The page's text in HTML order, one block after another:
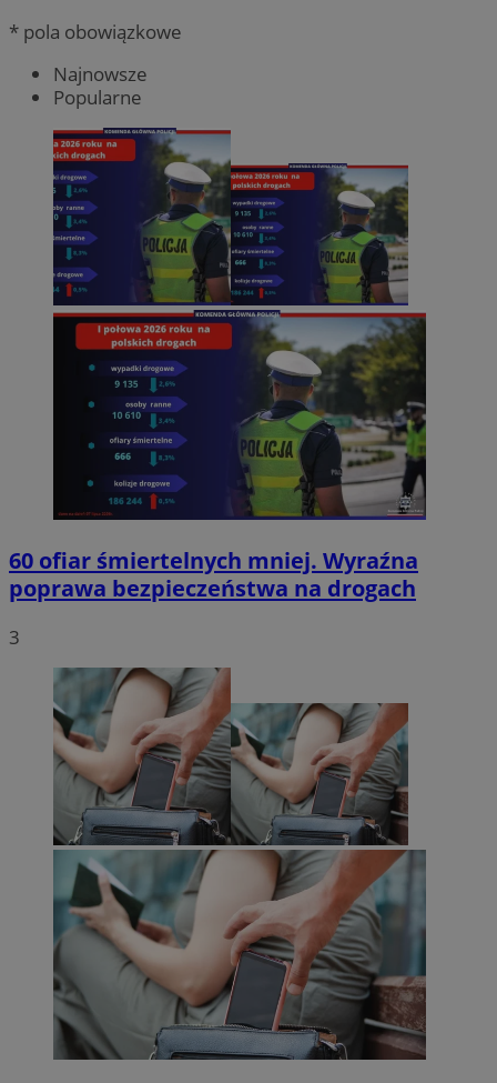
* pola obowiązkowe
Najnowsze
Popularne
60 ofiar śmiertelnych mniej. Wyraźna
poprawa bezpieczeństwa na drogach
3